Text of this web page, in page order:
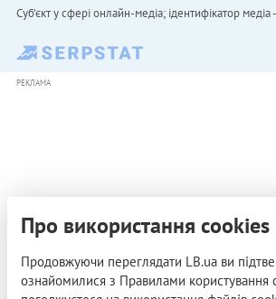
Cуб'єкт у сфері онлайн-медіа; ідентифікатор
РЕКЛАМА
Про використання cookies
Продовжуючи переглядати LB.ua ви
ознайомилися з Правилами користування